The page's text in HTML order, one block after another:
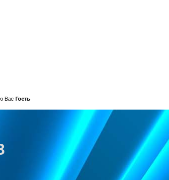
Вас Гость